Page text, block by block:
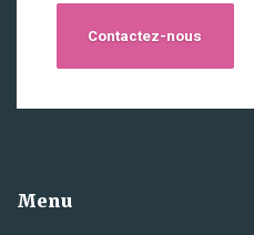
Contactez-nous
Menu